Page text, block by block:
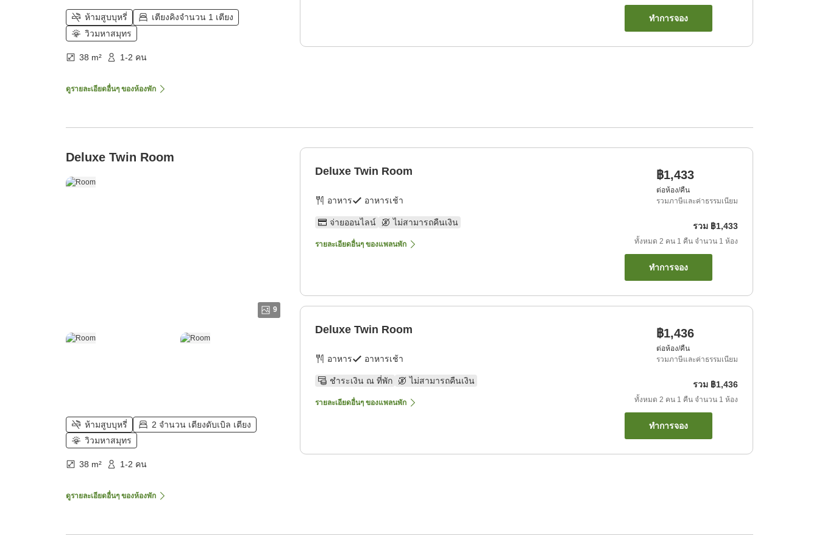
ห้ามสูบบุหรี่
เตียงคิงจำนวน 1 เตียง
วิวมหาสมุทร
38 m² 1-2 คน
ดูรายละเอียดอื่นๆ ของห้องพัก
ทำการจอง
Deluxe Twin Room
9
ห้ามสูบบุหรี่
2 จำนวน เตียงดับเบิล เตียง
วิวมหาสมุทร
38 m² 1-2 คน
ดูรายละเอียดอื่นๆ ของห้องพัก
Deluxe Twin Room
อาหาร อาหารเช้า
จ่ายออนไลน์ ไม่สามารถคืนเงิน
รายละเอียดอื่นๆ ของแพลนพัก
฿1,433
ต่อห้อง/คืน
รวมภาษีและค่าธรรมเนียม
รวม ฿1,433
ทั้งหมด 2 คน 1 คืน จำนวน 1 ห้อง
ทำการจอง
Deluxe Twin Room
อาหาร อาหารเช้า
ชำระเงิน ณ ที่พัก ไม่สามารถคืนเงิน
รายละเอียดอื่นๆ ของแพลนพัก
฿1,436
ต่อห้อง/คืน
รวมภาษีและค่าธรรมเนียม
รวม ฿1,436
ทั้งหมด 2 คน 1 คืน จำนวน 1 ห้อง
ทำการจอง